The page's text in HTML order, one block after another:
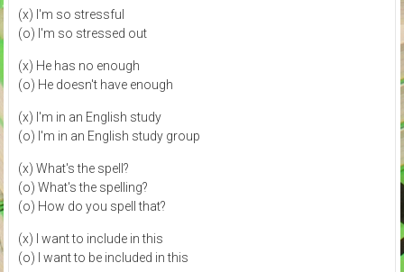
(x) I'm so stressful
(o) I'm so stressed out
(x) He has no enough
(o) He doesn't have enough
(x) I'm in an English study
(o) I'm in an English study group
(x) What's the spell?
(o) What's the spelling?
(o) How do you spell that?
(x) I want to include in this
(o) I want to be included in this